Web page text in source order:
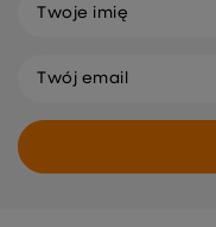
Twoje imię
Twój email